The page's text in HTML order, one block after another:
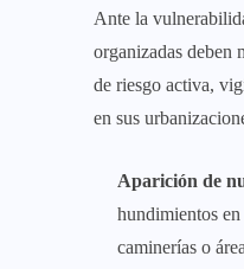
Ante la
organizadas deben
de riesgo activa,
en sus
Aparición de
hundimientos
caminerías o